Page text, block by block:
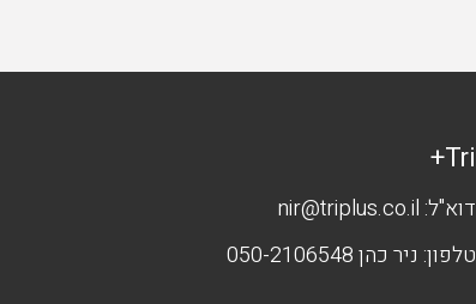
Tri+
דוא"ל: nir@triplus.co.il
טלפון: ניר כהן 050-2106548